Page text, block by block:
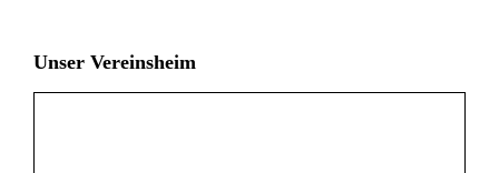
Unser Vereinsheim